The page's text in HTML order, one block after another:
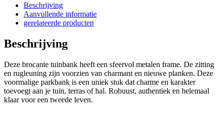
Beschrijving
Aanvullende informatie
gerelateerde producten
Beschrijving
Deze brocante tuinbank heeft een sfeervol metalen frame. De zitting
en rugleuning zijn voorzien van charmant en nieuwe planken. Deze
voormalige parkbank is een uniek stuk dat charme en karakter
toevoegt aan je tuin, terras of hal. Robuust, authentiek en helemaal
klaar voor een tweede leven.